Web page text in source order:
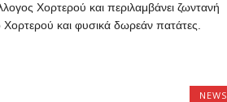
Χορτερού και περιλαμβάνει ζωντανή
και φυσικά δωρεάν πατάτες.
NEWS